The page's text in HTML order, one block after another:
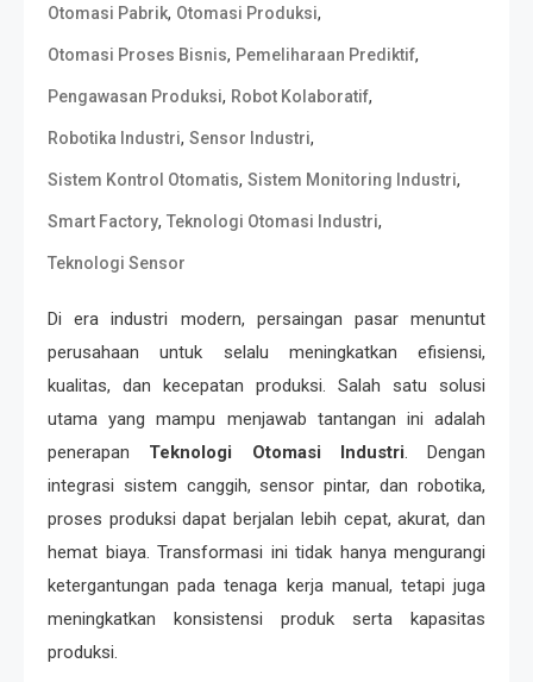
Otomasi Pabrik, Otomasi Produksi,
Otomasi Proses Bisnis, Pemeliharaan Prediktif,
Pengawasan Produksi, Robot Kolaboratif,
Robotika Industri, Sensor Industri,
Sistem Kontrol Otomatis, Sistem Monitoring Industri,
Smart Factory, Teknologi Otomasi Industri,
Teknologi Sensor
Di era industri modern, persaingan pasar menuntut
perusahaan untuk selalu meningkatkan efisiensi,
kualitas, dan kecepatan produksi. Salah satu solusi
utama yang mampu menjawab tantangan ini adalah
penerapan Teknologi Otomasi Industri. Dengan
integrasi sistem canggih, sensor pintar, dan robotika,
proses produksi dapat berjalan lebih cepat, akurat, dan
hemat biaya. Transformasi ini tidak hanya mengurangi
ketergantungan pada tenaga kerja manual, tetapi juga
meningkatkan konsistensi produk serta kapasitas
produksi.